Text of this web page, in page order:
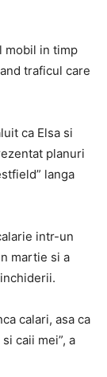
mobil in timp
traficul care
ca Elsa si
planuri
langa
intr-un
martie si a
calari, asa ca
caii mei”, a